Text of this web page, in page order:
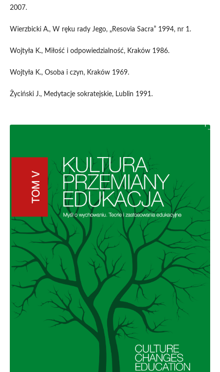
2007.
Wierzbicki A., W ręku rady Jego, „Resovia Sacra” 1994, nr 1.
Wojtyła K., Miłość i odpowiedzialność, Kraków 1986.
Wojtyła K., Osoba i czyn, Kraków 1969.
Życiński J., Medytacje sokratejskie, Lublin 1991.